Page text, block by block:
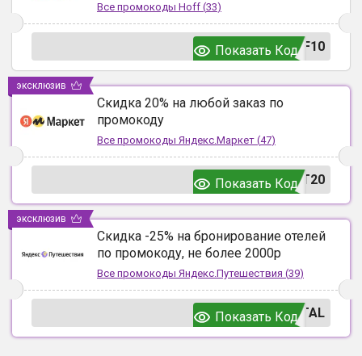
Все промокоды Hoff (33)
F10
Показать Код
Скидка 20% на любой заказ по
промокоду
Все промокоды Яндекс.Маркет (47)
T20
Показать Код
эксклюзив
Скидка -25% на бронирование отелей
по промокоду, не более 2000р
Все промокоды Яндекс.Путешествия (39)
TAL
Показать Код
эксклюзив